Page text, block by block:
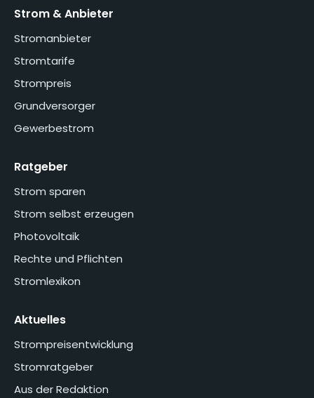
Strom & Anbieter
Stromanbieter
Stromtarife
Strompreis
Grundversorger
Gewerbestrom
Ratgeber
Strom sparen
Strom selbst erzeugen
Photovoltaik
Rechte und Pflichten
Stromlexikon
Aktuelles
Strompreisentwicklung
Stromratgeber
Aus der Redaktion